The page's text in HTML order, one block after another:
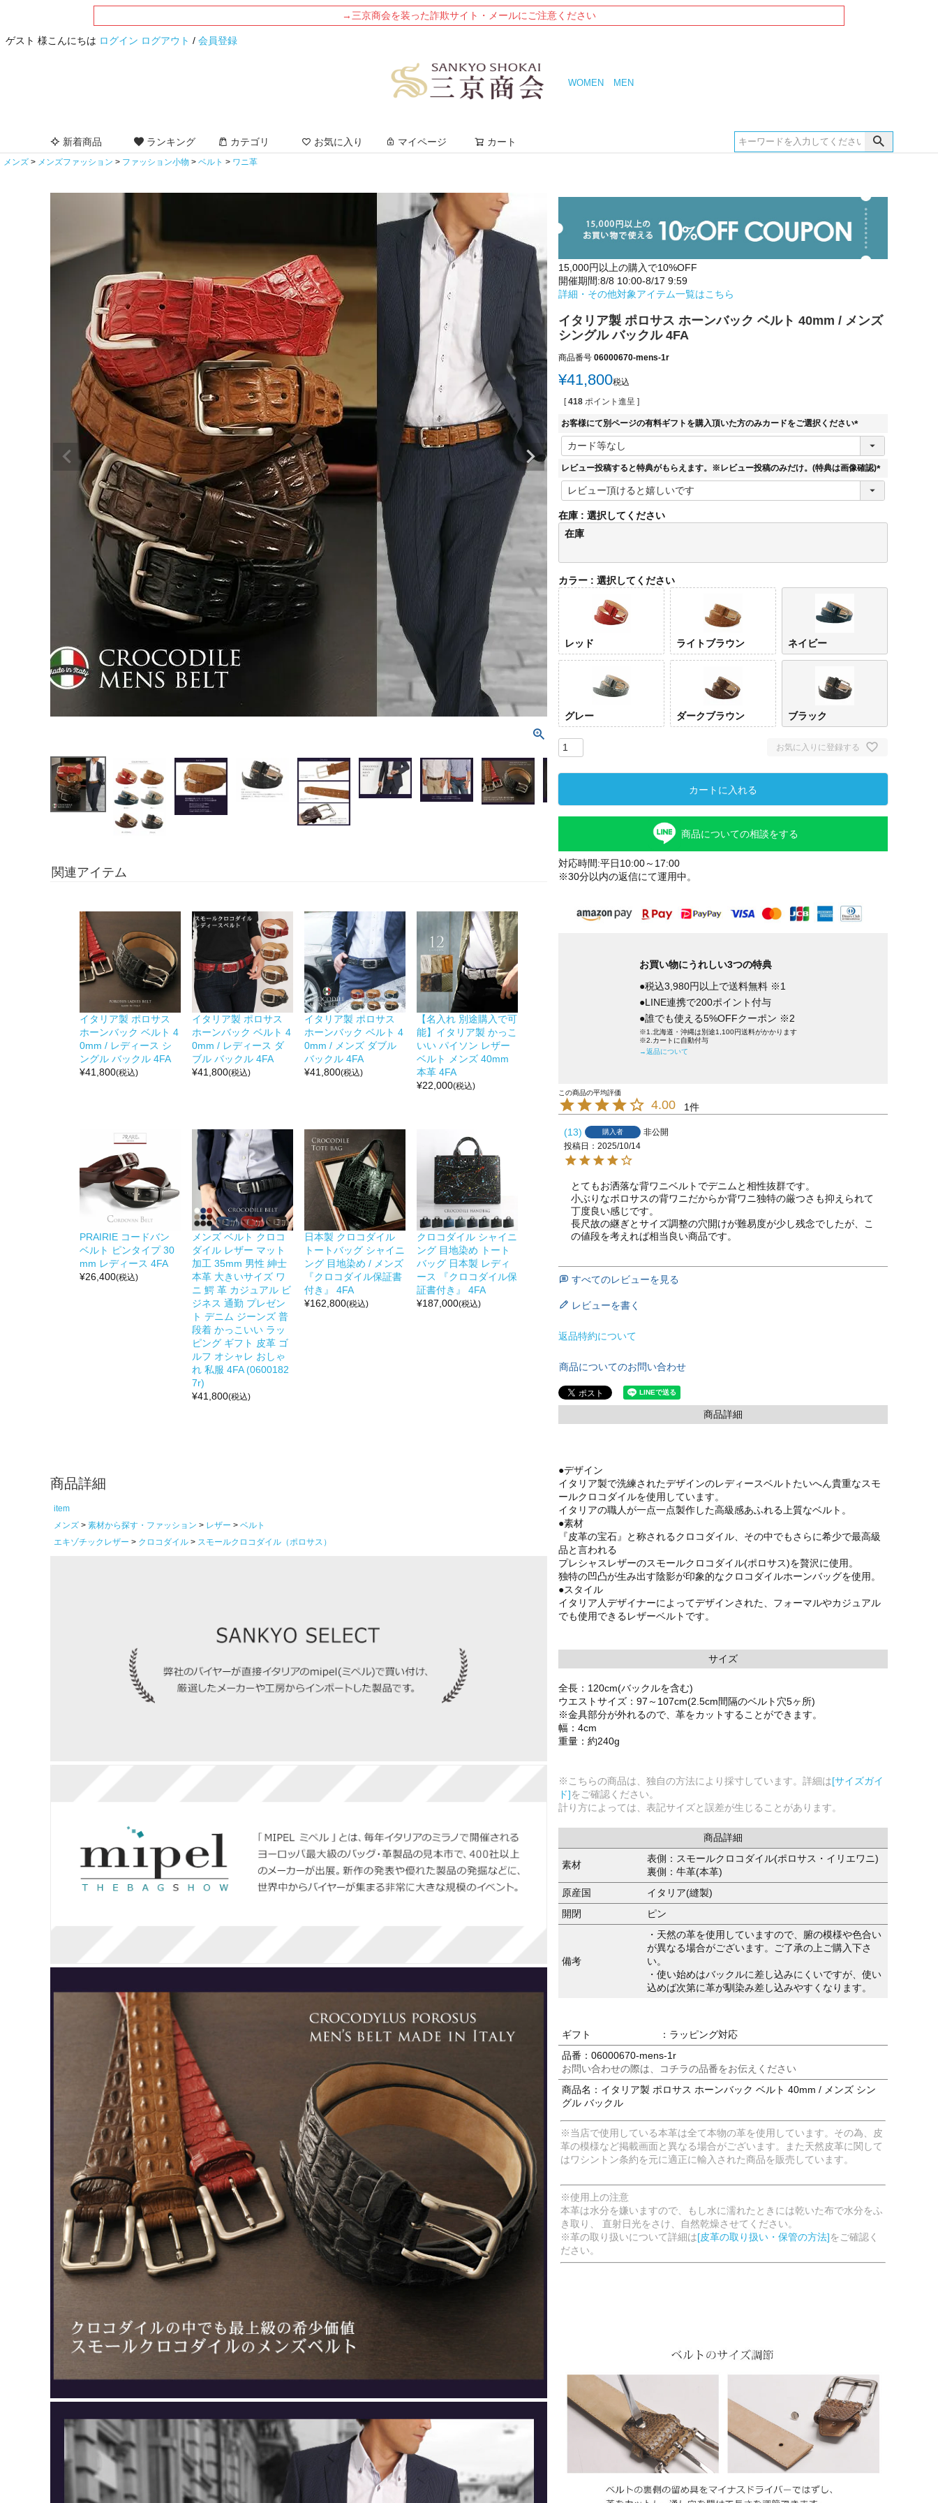
→三京商会を装った詐欺サイト・メールにご注意ください
ゲスト 様こんにちは ログイン ログアウト / 会員登録
WOMEN MEN
新着商品 ランキング カテゴリ お気に入り マイページ カート
メンズ メンズファッション ファッション小物 ベルト ワニ革
レッド
ライトブラ
ウン
ネイビー グレー
ダークブラ
関連アイテム
イタリア製 ポロサス
ホーンバック ベルト 4
0mm / レディース シ
ングル バックル 4FA
¥41,800(税込)
イタリア製 ポロサス
ホーンバック ベルト 4
0mm / レディース ダ
ブル バックル 4FA
¥41,800(税込)
イタリア製 ポロサス
ホーンバック ベルト 4
0mm / メンズ ダブル
バックル 4FA
¥41,800(税込)
【名入れ 別途購入で可
能】イタリア製 かっこ
いい パイソン レザー
ベルト メンズ 40mm
本革 4FA
¥22,000(税込)
PRAIRIE コードバン
ベルト ピンタイプ 30
mm レディース 4FA
¥26,400(税込)
メンズ ベルト クロコ
ダイル レザー マット
加工 35mm 男性 紳士
本革 大きいサイズ ワ
ニ 鰐 革 カジュアル ビ
ジネス 通勤 プレゼン
ト デニム ジーンズ 普
段着 かっこいい ラッ
ピング ギフト 皮革 ゴ
ルフ オシャレ おしゃ
れ 私服 4FA (0600182
7r)
¥41,800(税込)
日本製 クロコダイル
トートバッグ シャイニ
ング 目地染め / メンズ
『クロコダイル保証書
付き』 4FA
¥162,800(税込)
クロコダイル シャイニ
ング 目地染め トート
バッグ 日本製 レディ
ース 『クロコダイル保
証書付き』 4FA
¥187,000(税込)
商品詳細
item
メンズ
素材から探す・ファッション レザー
ベルト
エキゾチックレザー
クロコダイル スモールクロコダイル（ポロサス）
15,000円以上の購入で10%OFF
開催期間:8/8 10:00-8/17 9:59
詳細・その他対象アイテム一覧はこちら
イタリア製 ポロサス ホーンバック ベルト 40mm / メンズ
シングル バックル 4FA
商品番号 06000670-mens-1r
¥41,800税込
[ 418 ポイント進呈 ]
お客様にて別ページの有料ギフトを購入頂いた方のみカードをご選択ください
(
須
レビュー投稿すると特典がもらえます。※レビュー投稿のみだけ。(特典は画像確認)
(
)
在庫
選択してください
在庫
カラー 選択してください
レッド ライトブラウン ネイビー
グレー ダークブラウン ブラック
お気に入りに登録する
カートに入れる
商品についての相談をする
対応時間:平日10:00～17:00
※30分以内の返信にて運用中。
お買い物にうれしい3つの特典
●税込3,980円以上で送料無料 ※1
●LINE連携で200ポイント付与
●誰でも使える5%OFFクーポン ※2
※1.北海道・沖縄は別途1,100円送料がかかります
※2.カートに自動付与
→返品について
4.00 1
13 購入者
非公開
投稿日
2025/10/14
とてもお洒落な背ワニベルトでデニムと相性抜群です。
小ぶりなポロサスの背ワニだからか背ワニ独特の厳つさも抑えられて
丁度良い感じです。
長尺故の継ぎとサイズ調整の穴開けが難易度が少し残念でしたが、こ
の値段を考えれば相当良い商品です。
すべてのレビューを見る
レビューを書く
返品特約について
商品についてのお問い合わせ
商品詳細
●デザイン
イタリア製で洗練されたデザインのレディースベルトたいへん貴重なスモ
ールクロコダイルを使用しています。
イタリアの職人が一点一点製作した高級感あふれる上質なベルト。
●素材
『皮革の宝石』と称されるクロコダイル、その中でもさらに希少で最高級
品と言われる
プレシャスレザーのスモールクロコダイル(ポロサス)を贅沢に使用。
独特の凹凸が生み出す陰影が印象的なクロコダイルホーンバッグを使用。
●スタイル
イタリア人デザイナーによってデザインされた、フォーマルやカジュアル
でも使用できるレザーベルトです。
サイズ
全長：120cm(バックルを含む)
ウエストサイズ：97～107cm(2.5cm間隔のベルト穴5ヶ所)
※金具部分が外れるので、革をカットすることができます。
幅：4cm
重量：約240g
※こちらの商品は、独自の方法により採寸しています。詳細は[サイズガイ
ド]をご確認ください。
計り方によっては、表記サイズと誤差が生じることがあります。
商品詳細
素材
表側：スモールクロコダイル(ポロサス・イリエワニ)
裏側：牛革(本革)
原産国
イタリア(縫製)
開閉
ピン
備考
・天然の革を使用していますので、腑の模様や色合い
が異なる場合がございます。ご了承の上ご購入下さ
い。
・使い始めはバックルに差し込みにくいですが、使い
込めば次第に革が馴染み差し込みやすくなります。
ギフト
：ラッピング対応
品番：06000670-mens-1r
お問い合わせの際は、コチラの品番をお伝えください
商品名：イタリア製 ポロサス ホーンバック ベルト 40mm / メンズ シン
グル バックル
※当店で使用している本革は全て本物の革を使用しています。その為、皮
革の模様など掲載画面と異なる場合がございます。また天然皮革に関して
はワシントン条約を元に適正に輸入された商品を販売しています。
※使用上の注意
本革は水分を嫌いますので、もし水に濡れたときには乾いた布で水分をふ
き取り、 直射日光をさけ、自然乾燥させてください。
※革の取り扱いについて詳細は[皮革の取り扱い・保管の方法]をご確認く
ださい。